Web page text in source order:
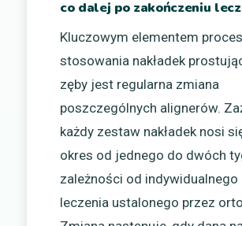
co dalej po zakończeniu
Kluczowym elementem
stosowania nakładek
zęby jest regularna zmiana
poszczególnych alignerów.
każdy zestaw nakładek nosi
okres od jednego do dwóch
zależności od indywidualnego
leczenia ustalonego przez